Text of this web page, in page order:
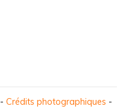
- Crédits photographiques -